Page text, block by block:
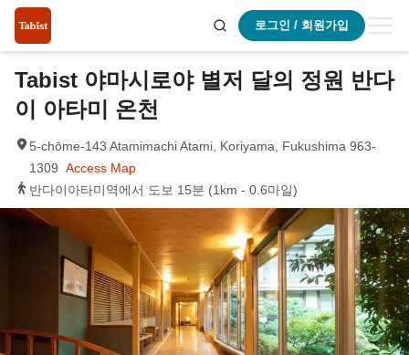
로그인 / 회원가입
Tabist 야마시로야 별저 달의 정원 반다
이 아타미 온천
5-chōme-143 Atamimachi Atami, Koriyama, Fukushima 963-
1309 Access Map
반다이아타미역에서 도보 15분 (1km - 0.6마일)